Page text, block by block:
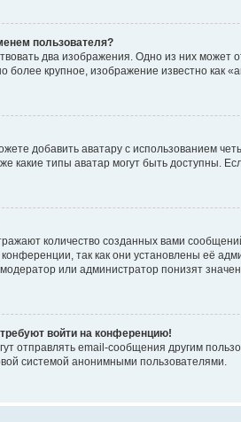
пользователя?
два изображения. Одно из них
крупное, изображение известно как
добавить аватару с использованием
какие типы аватар могут быть
количество созданных вами
так как они установлены её
или администратор понизят
войти на конференцию!
отправлять email-сообщения другим
системой анонимными пользователями.